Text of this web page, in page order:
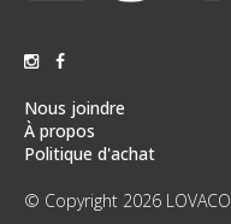
Nous joindre
À propos
Politique d'achat
© Copyright 2026 LOVACO